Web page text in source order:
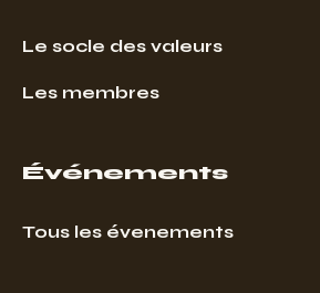
Le socle des valeurs
Les membres
Événements
Tous les évenements